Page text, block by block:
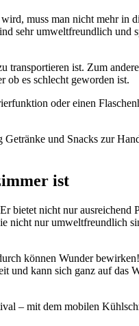
muss man nicht mehr in
sehr umweltfreundlich und
ist. Zum
ob es schlecht geworden ist.
oder einen
und Snacks zur
ist
bietet nicht nur ausreichend
nicht nur umweltfreundlich
können Wunder
und kann sich ganz auf das
– mit dem mobilen